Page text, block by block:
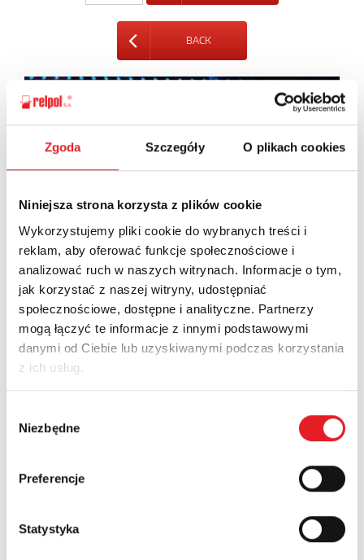
Zgoda Szczegóły O plikach cookies
Niniejsza strona korzysta z plików cookie
Wykorzystujemy pliki cookie do wybranych treści i
reklam, aby oferować funkcje społecznościowe i
analizować ruch w naszych witrynach. Informacje o tym,
jak korzystać z naszej witryny, udostępniać
społecznościowe, dostępne i analityczne. Partnerzy
mogą łączyć te informacje z innymi podstawowymi
danymi od Ciebie lub uzyskiwanymi podczas korzystania
z ich usług.
zgody
Niezbędne
Preferencje
Statystyka
BACK
Ask for the details of the offer
Name: *
Email: *
Company:
Phone:
Country: